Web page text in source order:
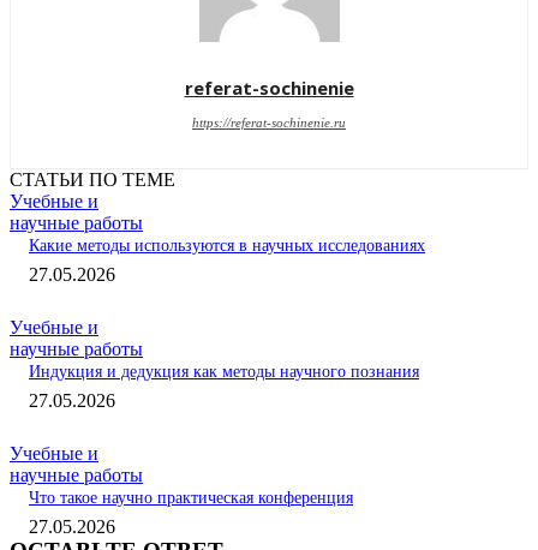
referat-sochinenie
https://referat-sochinenie.ru
СТАТЬИ ПО ТЕМЕ
Учебные и
научные работы
Какие методы используются в научных исследованиях
27.05.2026
Учебные и
научные работы
Индукция и дедукция как методы научного познания
27.05.2026
Учебные и
научные работы
Что такое научно практическая конференция
27.05.2026